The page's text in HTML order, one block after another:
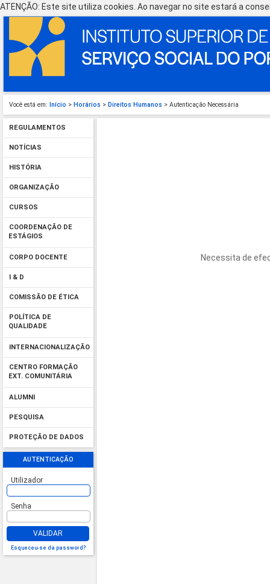
ATENÇÃO: Este site utiliza cookies. Ao navegar no site estará a
Você está em: Início > Horários > Direitos Humanos > Autenticação Necessária
REGULAMENTOS
NOTÍCIAS
HISTÓRIA
ORGANIZAÇÃO
CURSOS
COORDENAÇÃO DE
ESTÁGIOS
CORPO DOCENTE
I & D
COMISSÃO DE ÉTICA
POLÍTICA DE
QUALIDADE
INTERNACIONALIZAÇÃO
CENTRO FORMAÇÃO
EXT. COMUNITÁRIA
ALUMNI
PESQUISA
PROTEÇÃO DE DADOS
AUTENTICAÇÃO
Utilizador
Senha
VALIDAR
Esqueceu-se da password?
Necessita de